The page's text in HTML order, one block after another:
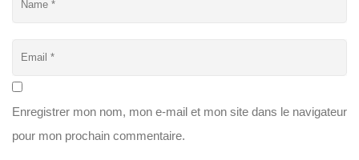
Enregistrer mon nom, mon e-mail et mon site dans le navigateur
pour mon prochain commentaire.